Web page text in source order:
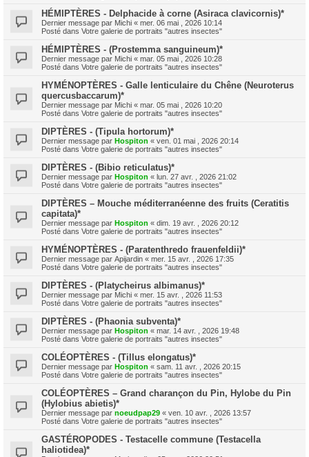
HÉMIPTÈRES - Delphacide à corne (Asiraca clavicornis)*
Dernier message par Michi « mer. 06 mai , 2026 10:14
Posté dans Votre galerie de portraits "autres insectes"
HÉMIPTÈRES - (Prostemma sanguineum)*
Dernier message par Michi « mar. 05 mai , 2026 10:28
Posté dans Votre galerie de portraits "autres insectes"
HYMÉNOPTÈRES - Galle lenticulaire du Chêne (Neuroterus
quercusbaccarum)*
Dernier message par Michi « mar. 05 mai , 2026 10:20
Posté dans Votre galerie de portraits "autres insectes"
DIPTÈRES - (Tipula hortorum)*
Dernier message par Hospiton « ven. 01 mai , 2026 20:14
Posté dans Votre galerie de portraits "autres insectes"
DIPTÈRES - (Bibio reticulatus)*
Dernier message par Hospiton « lun. 27 avr. , 2026 21:02
Posté dans Votre galerie de portraits "autres insectes"
DIPTÈRES – Mouche méditerranéenne des fruits (Ceratitis
capitata)*
Dernier message par Hospiton « dim. 19 avr. , 2026 20:12
Posté dans Votre galerie de portraits "autres insectes"
HYMÉNOPTÈRES - (Paratenthredo frauenfeldii)*
Dernier message par Apijardin « mer. 15 avr. , 2026 17:35
Posté dans Votre galerie de portraits "autres insectes"
DIPTÈRES - (Platycheirus albimanus)*
Dernier message par Michi « mer. 15 avr. , 2026 11:53
Posté dans Votre galerie de portraits "autres insectes"
DIPTÈRES - (Phaonia subventa)*
Dernier message par Hospiton « mar. 14 avr. , 2026 19:48
Posté dans Votre galerie de portraits "autres insectes"
COLÉOPTÈRES - (Tillus elongatus)*
Dernier message par Hospiton « sam. 11 avr. , 2026 20:15
Posté dans Votre galerie de portraits "autres insectes"
COLÉOPTÈRES – Grand charançon du Pin, Hylobe du Pin
(Hylobius abietis)*
Dernier message par noeudpap29 « ven. 10 avr. , 2026 13:57
Posté dans Votre galerie de portraits "autres insectes"
GASTÉROPODES - Testacelle commune (Testacella
haliotidea)*